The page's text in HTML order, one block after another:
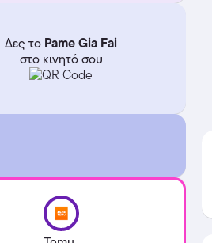
Δες το Pame Gia Fai
στο κινητό σου